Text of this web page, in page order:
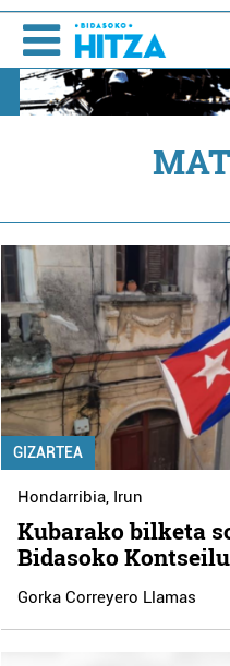
GIZARTEA
Hondarribia Irun
Kubarako bilketa
Bidasoko
Gorka Correyero Llamas